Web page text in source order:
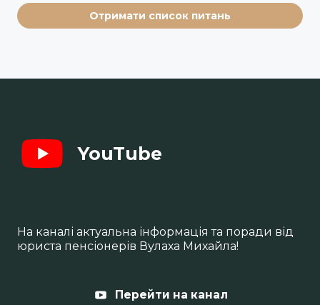
Отримати список питань
YouTube
На каналі актуальна інформація та поради від
юриста пенсіонерів Вулаха Михайла!
Перейти на канал